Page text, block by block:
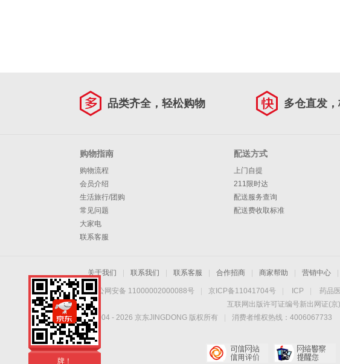
品类齐全，轻松购物 多仓直发
购物指南
购物流程
会员介绍
生活旅行/团购
常见问题
大家电
联系客服
配送方式
上门自提
211限时达
配送服务查询
配送费收取标准
关于我们 联系我们 联系客服 合作招商 商家帮助 营销中心
京公网安备 11000002000088号 京ICP备11041704号 ICP 药品
互联网出版许可证编号新出网证(
Copyright © 2004 - 2026 京东JINGDONG 版权所有 消费者维权热线：4006067733
扫描“签到”领券更优
惠！
烟花烫原创设计品
牌！
扫描“签到”领券更优